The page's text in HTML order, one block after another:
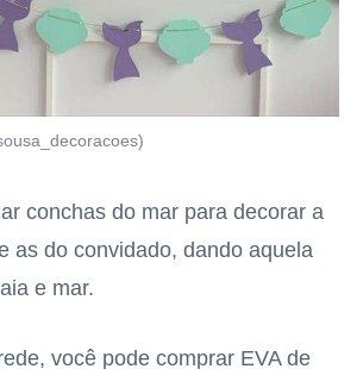
conchas do mar para decorar a
as do convidado, dando aquela
e mar.
você pode comprar EVA de